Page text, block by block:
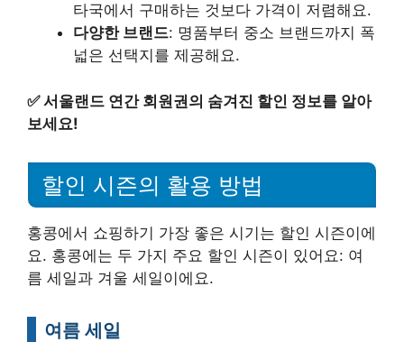
타국에서 구매하는 것보다 가격이 저렴해요.
다양한 브랜드: 명품부터 중소 브랜드까지 폭
넓은 선택지를 제공해요.
✅서울랜드 연간 회원권의 숨겨진 할인 정보를 알아
보세요!
할인 시즌의 활용 방법
홍콩에서 쇼핑하기 가장 좋은 시기는 할인 시즌이에
요. 홍콩에는 두 가지 주요 할인 시즌이 있어요: 여
름 세일과 겨울 세일이에요.
여름 세일